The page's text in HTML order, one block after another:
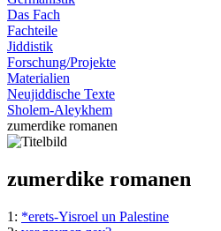
Das Fach
Fachteile
Jiddistik
Forschung/Projekte
Materialien
Neujiddische Texte
Sholem-Aleykhem
zumerdike romanen
zumerdike romanen
1: *erets-Yisroel un Palestine